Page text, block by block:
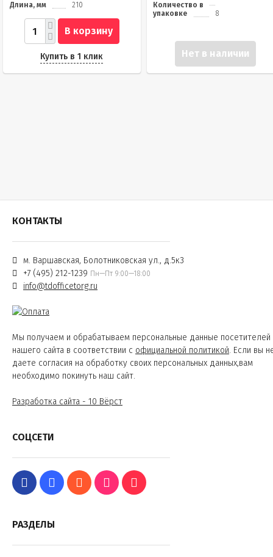
Длина, мм
210
В корзину
Купить в 1 клик
Количество в
упаковке
8
Нет в наличии
КОНТАКТЫ
м. Варшавская, Болотниковская ул., д.5к3
+7 (495) 212-1239 Пн—Пт 9:00—18:00
info@tdofficetorg.ru
Мы получаем и обрабатываем персональные данные посетителей
нашего сайта в соответствии с официальной политикой. Если вы
даете согласия на обработку своих персональных данных,вам
необходимо покинуть наш сайт.
Разработка сайта - 10 Вёрст
СОЦСЕТИ
РАЗДЕЛЫ